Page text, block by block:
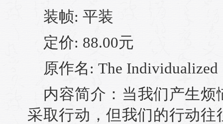
装帧: 平装
定价: 88.00元
原作名: The Individualized
内容简介：当我们产生
采取行动，但我们的行动